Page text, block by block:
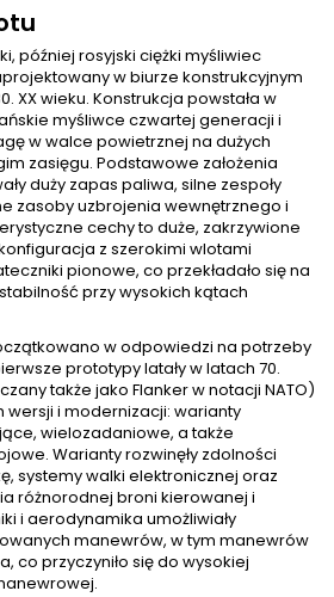
później rosyjski ciężki myśliwiec
w biurze konstrukcyjnym
XX wieku. Konstrukcja powstała w
myśliwce czwartej generacji i
w walce powietrznej na dużych
zasięgu. Podstawowe założenia
duży zapas paliwa, silne zespoły
zasoby uzbrojenia wewnętrznego i
cechy to duże, zakrzywione
z szerokimi wlotami
pionowe, co przekładało się na
przy wysokich kątach
w odpowiedzi na potrzeby
prototypy latały w latach 70.
także jako Flanker w notacji NATO)
wersji i modernizacji: warianty
wielozadaniowe, a także
Warianty rozwinęły zdolności
systemy walki elektronicznej oraz
różnorodnej broni kierowanej i
i aerodynamika umożliwiały
manewrów, w tym manewrów
co przyczyniło się do wysokiej